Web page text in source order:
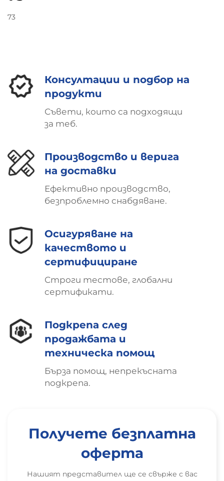
73
Консултации и подбор на
продукти
Съвети, които са подходящи
за теб.
Производство и верига
на доставки
Ефективно производство,
безпроблемно снабдяване.
Осигуряване на
качеството и
сертифициране
Строги тестове, глобални
сертификати.
Подкрепа след
продажбата и
техническа помощ
Бърза помощ, непрекъсната
подкрепа.
Получете безплатна
оферта
Нашият представител ще се свърже с вас